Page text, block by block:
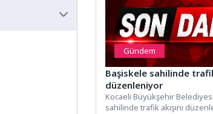
Gündem
Başiskele sahilinde
düzenleniyor
Kocaeli Büyükşehir
sahilinde trafik akışını